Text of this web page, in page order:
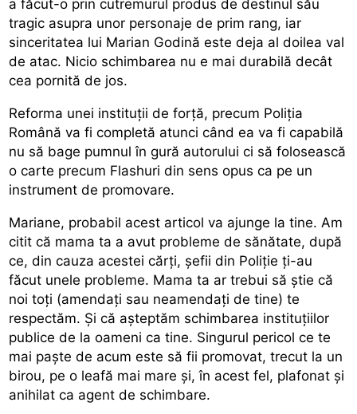
a făcut-o prin cutremurul produs de destinul său
tragic asupra unor personaje de prim rang, iar
sinceritatea lui Marian Godină este deja al doilea val
de atac. Nicio schimbarea nu e mai durabilă decât
cea pornită de jos.
Reforma unei instituții de forță, precum Poliția
Română va fi completă atunci când ea va fi capabilă
nu să bage pumnul în gură autorului ci să folosească
o carte precum Flashuri din sens opus ca pe un
instrument de promovare.
Mariane, probabil acest articol va ajunge la tine. Am
citit că mama ta a avut probleme de sănătate, după
ce, din cauza acestei cărți, șefii din Poliție ți-au
făcut unele probleme. Mama ta ar trebui să știe că
noi toți (amendați sau neamendați de tine) te
respectăm. Și că așteptăm schimbarea instituțiilor
publice de la oameni ca tine. Singurul pericol ce te
mai paște de acum este să fii promovat, trecut la un
birou, pe o leafă mai mare și, în acest fel, plafonat și
anihilat ca agent de schimbare.